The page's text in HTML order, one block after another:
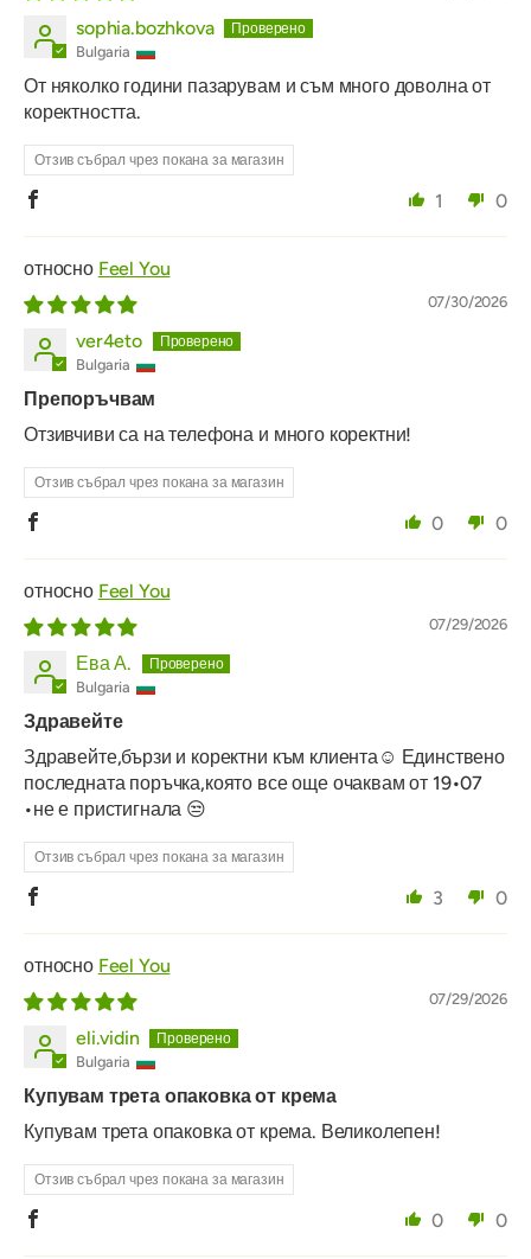
sophia.bozhkova
Bulgaria
От няколко години пазарувам и съм много доволна от
коректността.
Отзив събрал чрез покана за магазин
1 0
Feel You
07/30/2026
ver4eto
Bulgaria
Препоръчвам
Отзивчиви са на телефона и много коректни!
Отзив събрал чрез покана за магазин
0 0
Feel You
07/29/2026
Ева А.
Bulgaria
Здравейте
Здравейте,бързи и коректни към клиента☺️ Единствено
последната поръчка,която все още очаквам от 19•07
•не е пристигнала 😒
Отзив събрал чрез покана за магазин
3 0
Feel You
07/29/2026
eli.vidin
Bulgaria
Купувам трета опаковка от крема
Купувам трета опаковка от крема. Великолепен!
Отзив събрал чрез покана за магазин
0 0